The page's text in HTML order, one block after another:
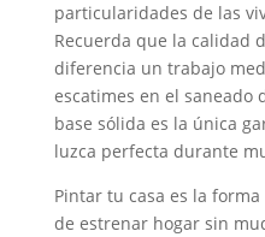
particularidades de las
Recuerda que la calidad
diferencia un trabajo
escatimes en el saneado
base sólida es la única
luzca perfecta durante
Pintar tu casa es la
de estrenar hogar sin